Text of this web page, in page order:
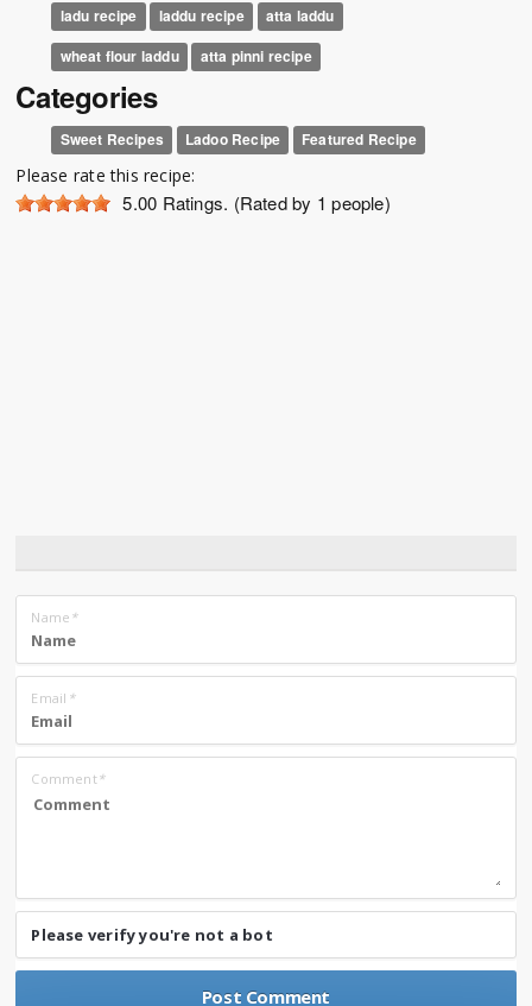
ladu recipe laddu recipe
atta laddu
wheat flour laddu
atta pinni recipe
Categories
Sweet Recipes Ladoo Recipe Featured Recipe
Please rate this recipe:
5.00 Ratings. (Rated by 1 people)
Name *
Email *
Comment*
Please verify you're not a bot